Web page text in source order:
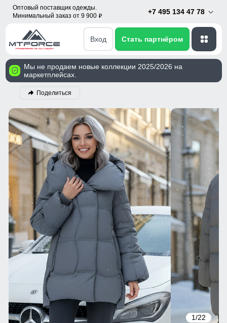
Оптовый поставщик одежды.
Минимальный заказ от 9 900 p
+7 495 134 47 78
Вход Стать партнёром
Мы не продаем новые коллекции 2025/2026 на
маркетплейсах.
Поделиться
1/22